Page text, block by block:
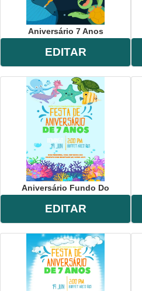
Aniversário 7 Anos
EDITAR
Aniversário Fundo Do
EDITAR